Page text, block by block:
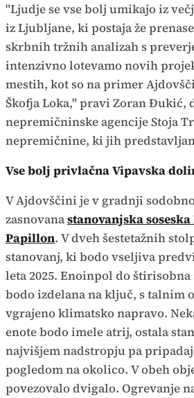
"Ljudje se vse bolj umikajo iz
iz Ljubljane, ki postaja že
skrbnih tržnih analizah s
intenzivno lotevamo novih
mestih, kot so na primer
Škofja Loka," pravi Zoran Đukić,
nepremičninske agencije Stoja
nepremičnine, ki jih
Vse bolj privlačna Vipavska
V Ajdovščini je v gradnji
zasnovanastanovanjska soseska
Papillon. V dveh šestetažnih
stanovanj, ki bodo vseljiva
leta 2025. Enoinpol do štirisobna
bodo izdelana na ključ, s talnim
vgrajeno klimatsko napravo.
enote bodo imele atrij, ostala
najvišjem nadstropju pa
pogledom na okolico. V obeh
povezovalo dvigalo. Ogrevanje